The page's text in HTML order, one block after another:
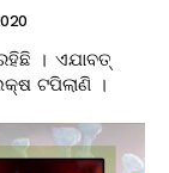
। ଏଯାବତ୍
ଟପିଲାଣି ।